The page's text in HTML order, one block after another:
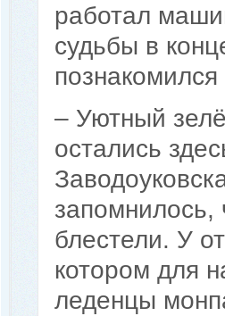
работал
судьбы в
– Уютный
остались
запомнилось,
блестели. У
котором для
леденцы